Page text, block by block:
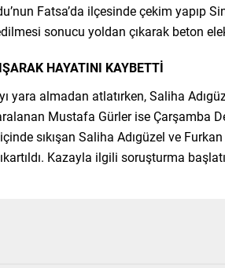
Fatsa’da ilçesinde çekim yapıp
sonucu yoldan çıkarak beton
HAYATINI KAYBETTİ
yara almadan atlatırken, Saliha
Mustafa Gürler ise Çarşamba
içinde sıkışan Saliha Adıgüzel ve
Kazayla ilgili soruşturma